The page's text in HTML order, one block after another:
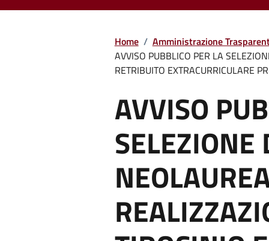
Home / Amministrazione
AVVISO PUBBLICO PER LA
RETRIBUITO EXTRACURRICULARE
AVVISO
SELEZIONE